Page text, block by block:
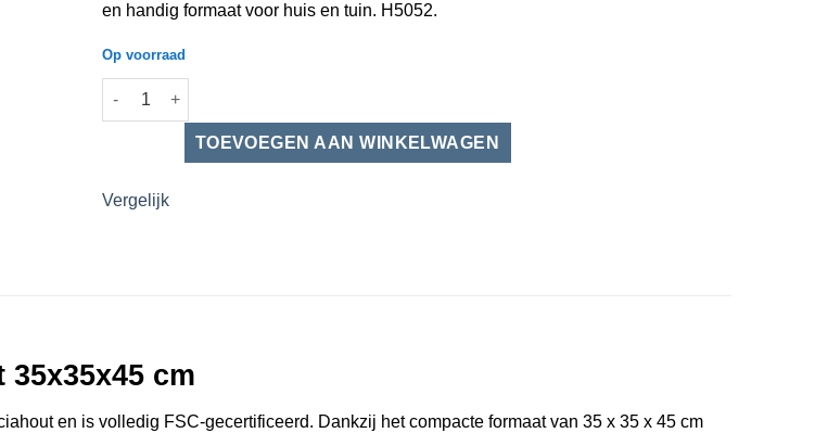
en handig formaat voor huis en tuin. H5052.
Op voorraad
Houten bijzettafel tuintafel 100 % FSC acacia hardhout aantal
Vergelijk
35x35x45 cm
en is volledig FSC-gecertificeerd. Dankzij het compacte formaat van 35 x 35 x 45 cm